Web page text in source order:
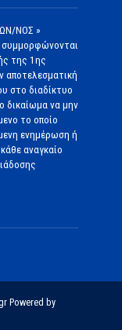
ΝΟΣ »
συμμορφώνονται
της 1ης
αποτελεσματική
στο διαδίκτυο
δικαίωμα να μην
το οποίο
ενημέρωση ή
αναγκαίο
Powered by